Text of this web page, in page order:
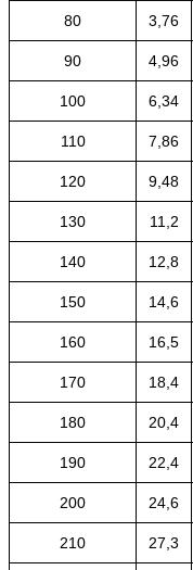
80 3,76
90 4,96
100 6,34
110 7,86
120 9,48
130 11,2
140 12,8
150 14,6
160 16,5
170 18,4
180 20,4
190 22,4
200 24,6
210 27,3